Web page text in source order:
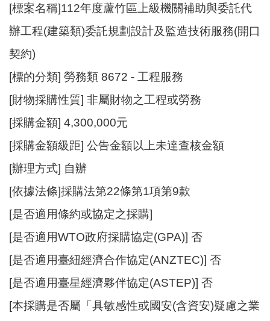
關
通
訊
錄
相
資
料
回
首
頁
站
導
覽
市
政
信
箱
[標案名稱]112年度蘆竹區上級機關補助與委託代
辦工程(建築類)委託規劃設計及監造技術服務(開口
契約)
[標的分類] 勞務類 8672 - 工程服務
[財物採購性質] 非屬財物之工程或勞務
[採購金額] 4,300,000元
[採購金額級距] 公告金額以上未達查核金額
[辦理方式] 自辦
[依據法條]採購法第22條第1項第9款
[是否適用條約或協定之採購]
[是否適用WTO政府採購協定(GPA)] 否
[是否適用臺紐經濟合作協定(ANZTEC)] 否
[是否適用臺星經濟夥伴協定(ASTEP)] 否
[本採購是否屬「具敏感性或國安(含資安)疑慮之業